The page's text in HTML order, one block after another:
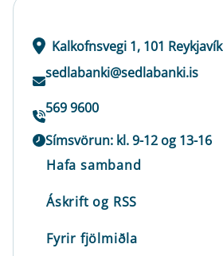
Kalkofnsvegi 1, 101 Reykjavík
sedlabanki@sedlabanki.is
569 9600
Símsvörun: kl. 9-12 og 13-16
Hafa samband
Áskrift og RSS
Fyrir fjölmiðla